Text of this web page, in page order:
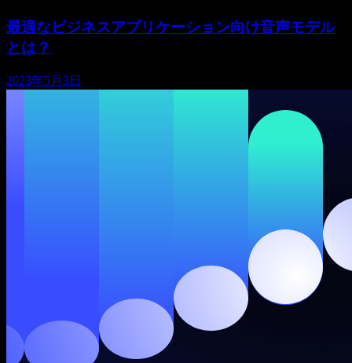
最適なビジネスアプリケーション向け音声モデル
とは？
2023年5月3日